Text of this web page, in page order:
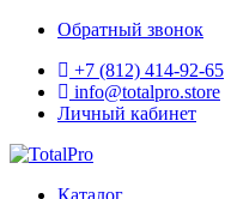
Обратный звонок
+7 (812) 414-92-65
info@totalpro.store
Личный кабинет
Каталог